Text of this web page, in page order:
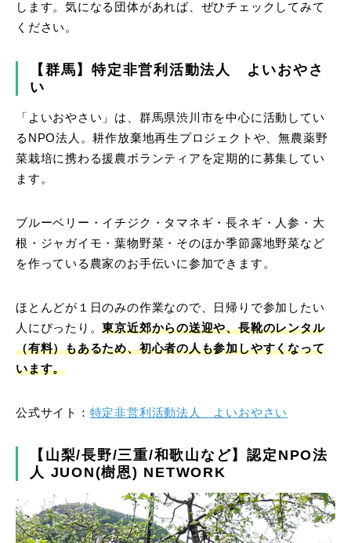
します。気になる団体があれば、ぜひチェックしてみて
ください。
【群馬】特定非営利活動法人 よいおやさ
い
「よいおやさい」は、群馬県渋川市を中心に活動してい
るNPO法人。耕作放棄地再生プロジェクトや、無農薬野
菜栽培に携わる援農ボランティアを定期的に募集してい
ます。
ブルーベリー・イチジク・タマネギ・長ネギ・人参・大
根・ジャガイモ・葉物野菜・そのほか季節露地野菜など
を作っている農家のお手伝いに参加できます。
ほとんどが１日のみの作業なので、日帰りで参加したい
人にぴったり。東京近郊からの送迎や、長靴のレンタル
（有料）もあるため、初心者の人も参加しやすくなって
います。
公式サイト： 特定非営利活動法人 よいおやさい
【山梨/長野/三重/和歌山など】認定NPO法
人 JUON(樹恩) NETWORK